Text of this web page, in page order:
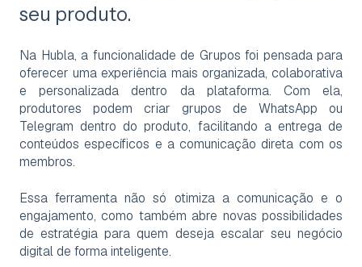
seu produto.
Na Hubla, a funcionalidade de Grupos foi pensada para
oferecer uma experiência mais organizada, colaborativa
e personalizada dentro da plataforma. Com ela,
produtores podem criar grupos de WhatsApp ou
Telegram dentro do produto, facilitando a entrega de
conteúdos específicos e a comunicação direta com os
membros.
Essa ferramenta não só otimiza a comunicação e o
engajamento, como também abre novas possibilidades
de estratégia para quem deseja escalar seu negócio
digital de forma inteligente.